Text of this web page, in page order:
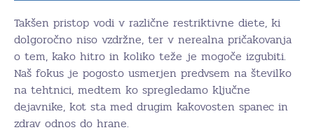
Takšen pristop vodi v različne restriktivne diete, ki
dolgoročno niso vzdržne, ter v nerealna pričakovanja
o tem, kako hitro in koliko teže je mogoče izgubiti.
Naš fokus je pogosto usmerjen predvsem na številko
na tehtnici, medtem ko spregledamo ključne
dejavnike, kot sta med drugim kakovosten spanec in
zdrav odnos do hrane.